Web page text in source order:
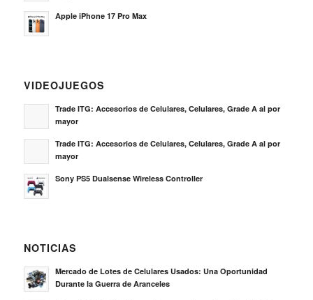
Apple iPhone 17 Pro Max
VIDEOJUEGOS
Trade ITG: Accesorios de Celulares, Celulares, Grade A al por
mayor
Trade ITG: Accesorios de Celulares, Celulares, Grade A al por
mayor
Sony PS5 Dualsense Wireless Controller
NOTICIAS
Mercado de Lotes de Celulares Usados: Una Oportunidad
Durante la Guerra de Aranceles